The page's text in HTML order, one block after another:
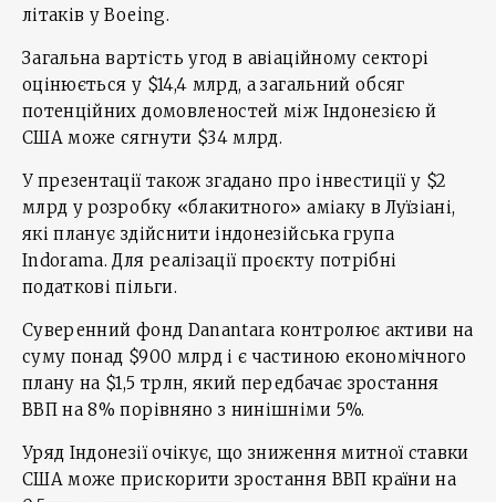
літаків у Boeing.
Загальна вартість угод в авіаційному секторі
оцінюється у $14,4 млрд, а загальний обсяг
потенційних домовленостей між Індонезією й
США може сягнути $34 млрд.
У презентації також згадано про інвестиції у $2
млрд у розробку «блакитного» аміаку в Луїзіані,
які планує здійснити індонезійська група
Indorama. Для реалізації проєкту потрібні
податкові пільги.
Суверенний фонд Danantara контролює активи на
суму понад $900 млрд і є частиною економічного
плану на $1,5 трлн, який передбачає зростання
ВВП на 8% порівняно з нинішніми 5%.
Уряд Індонезії очікує, що зниження митної ставки
США може прискорити зростання ВВП країни на